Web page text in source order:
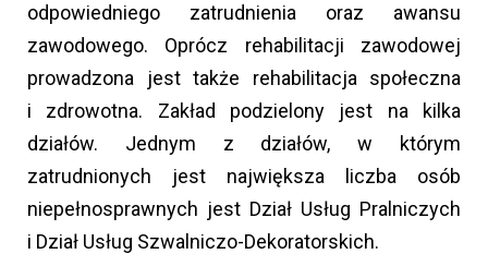
odpowiedniego zatrudnienia oraz awansu
zawodowego. Oprócz rehabilitacji zawodowej
prowadzona jest także rehabilitacja społeczna
i zdrowotna. Zakład podzielony jest na kilka
działów. Jednym z działów, w którym
zatrudnionych jest największa liczba osób
niepełnosprawnych jest Dział Usług Pralniczych
i Dział Usług Szwalniczo-Dekoratorskich.